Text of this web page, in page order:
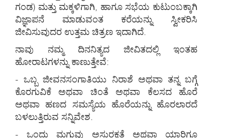
ಗಂಡ) ಮತ್ತು ಮಕ್ಕಳಿಗಾಗಿ, ಹಾಗೂ ಸಭೆಯ ಕುಟುಂಬಕ್ಕಾಗಿ
ವಿಜ್ಞಾಪನೆ ಮಾಡುವಂತ ಕರೆಯನ್ನು ಸ್ವೀಕರಿಸಿ
ಜೀವಿಸುವುದರ ಉತ್ತಮ ಚಿತ್ರಣ ಇದಾಗಿದೆ.
ನಾವು ನಮ್ಮ ದಿನನಿತ್ಯದ ಜೀವಿತದಲ್ಲಿ ಇಂತಹ
ಹೋರಾಟಗಳನ್ನು ಕಾಣುತ್ತೇವೆ:
- ಒಬ್ಬ ಜೀವನಸಂಗಾತಿಯು ನಿರಾಶೆ ಅಥವಾ ತನ್ನ ಬಗ್ಗೆ
ಕೊರಗುವಿಕೆ ಅಥವಾ ಚಿಂತೆ ಅಥವಾ ಕೆಲಸದ ಹೊರೆ
ಅಥವಾ ಹಣದ ಸಮಸ್ಯೆಯ ಹೊರೆಯನ್ನು ಹೊರಲಾರದೆ
ಬಳಲುತ್ತಿರುವ ಸನ್ನಿವೇಶ.
- ಒಂದು ಮಗುವು ಅಸುರಕ್ಷತೆ ಅಥವಾ ಯಾರಿಗೂ